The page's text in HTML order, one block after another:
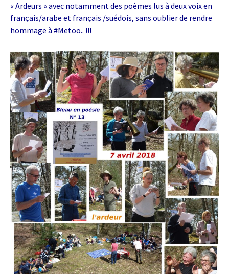
« Ardeurs » avec notamment des poèmes lus à deux voix en
français/arabe et français /suédois, sans oublier de rendre
hommage à #Metoo.. !!!